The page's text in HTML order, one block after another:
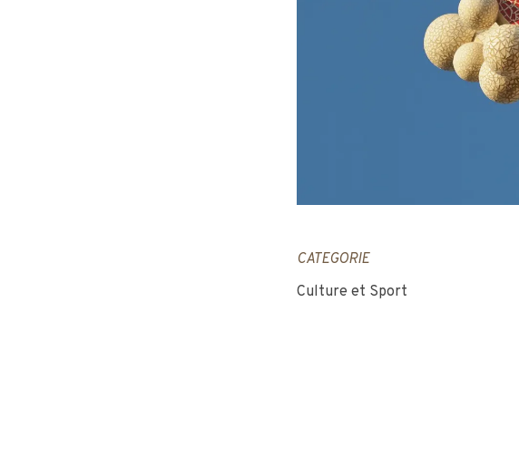
CATEGORIE
Culture et Sport